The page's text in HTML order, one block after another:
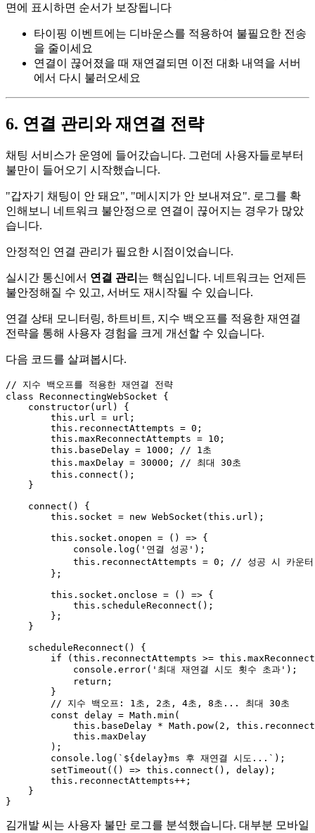
면에 표시하면 순서가 보장됩니다
타이핑 이벤트에는 디바운스를 적용하여 불필요한 전송
을 줄이세요
연결이 끊어졌을 때 재연결되면 이전 대화 내역을 서버
에서 다시 불러오세요
6. 연결 관리와 재연결 전략
채팅 서비스가 운영에 들어갔습니다. 그런데 사용자들로부터
불만이 들어오기 시작했습니다.
"갑자기 채팅이 안 돼요", "메시지가 안 보내져요". 로그를 확
인해보니 네트워크 불안정으로 연결이 끊어지는 경우가 많았
습니다.
안정적인 연결 관리가 필요한 시점이었습니다.
실시간 통신에서 연결 관리 는 핵심입니다. 네트워크는 언제든
불안정해질 수 있고, 서버도 재시작될 수 있습니다.
연결 상태 모니터링, 하트비트, 지수 백오프를 적용한 재연결
전략을 통해 사용자 경험을 크게 개선할 수 있습니다.
다음 코드를 살펴봅시다.
// 지수 백오프를 적용한 재연결 전략
class ReconnectingWebSocket {
constructor( url ) {
this . url = url;
this . reconnectAttempts = 0 ;
this . maxReconnectAttempts = 10 ;
this . baseDelay = 1000 ; // 1초
this . maxDelay = 30000 ; // 최대 30초
this . connect ();
    }
connect ( ) {
this . socket = new WebSocket ( this . url );
this . socket . onopen = () => {
console . log ( '연결 성공' );
this . reconnectAttempts = 0 ; // 성공 시 카운터
        };
this . socket . onclose = () => {
this . scheduleReconnect ();
        };
    }
scheduleReconnect ( ) {
if ( this . reconnectAttempts >= this .
console . error( '최대 재연결 시도 횟수 초과' );
return ;
        }
// 지수 백오프: 1초, 2초, 4초, 8초... 최대 30초
const delay = Math . min (
this . baseDelay * Math . pow( 2 , this .
this . maxDelay
        );
console . log ( ` ${delay}ms 후 재연결 시도...` );
setTimeout ( () => this . connect (), delay);
this . reconnectAttempts++;
    }
김개발 씨는 사용자 불만 로그를 분석했습니다. 대부분 모바일